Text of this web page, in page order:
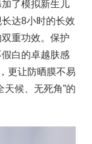
了模拟新生儿
达8小时的长效
重功效。保护
白的卓越肤感
更让防晒膜不易
天候、无死角”的